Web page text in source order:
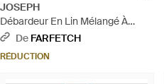
JOSEPH
Débardeur En Lin Mélangé À
Design Nervuré - Blanc
De FARFETCH
RÉDUCTION